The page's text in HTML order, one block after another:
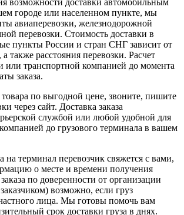
городе или населенном пункте, мы
авиаперевозки, железнодорожной
перевозки. Стоимость доставки в
пункты России и стран СНГ зависит от
а также расстояния перевозки. Расчет
или транспортной компанией до момента
заказа.
по выгодной цене, звоните, пишите
через сайт. Доставка заказа
службой или любой удобной для
до грузового терминала в вашем
терминал перевозчик свяжется с вами,
о месте и времени получения
по доверенности от организации
возможно, если груз
лица. Мы готовы помочь вам
срок доставки груза в днях.